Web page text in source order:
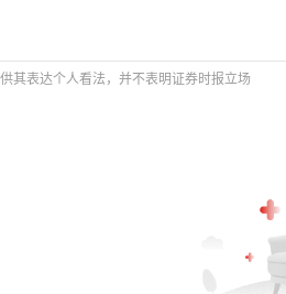
其表达个人看法，并不表明证券时报立场